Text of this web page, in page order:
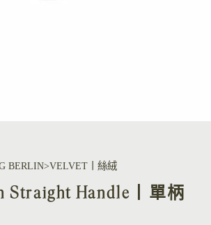
BERLIN VELVET丨絲絨
Straight Handle丨單柄